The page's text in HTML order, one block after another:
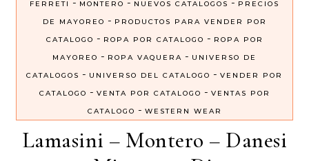
FERRETI
MONTERO NUEVOS CATALOGOS
PRECIOS
DE MAYOREO - PRODUCTOS PARA VENDER POR
CATALOGO - ROPA POR CATALOGO - ROPA POR
MAYOREO - ROPA VAQUERA - UNIVERSO DE
CATALOGOS - UNIVERSO DEL CATALOGO - VENDER POR
CATALOGO - VENTA POR CATALOGO - VENTAS POR
CATALOGO - WESTERN WEAR
Lamasini – Montero – Danesi